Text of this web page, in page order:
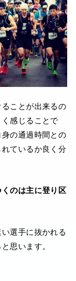
ことが出来るの
感じることで
の通過時間との
ているか良く分
のは主に登り区
選手に抜かれる
思います。